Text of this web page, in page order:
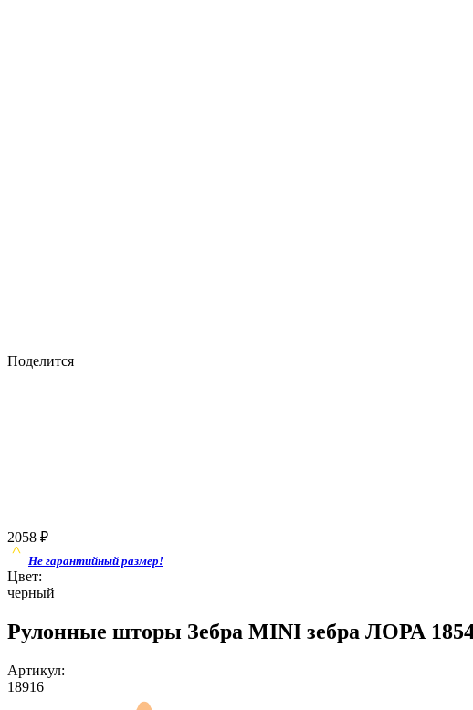
Поделится
2058 ₽
Не гарантийный размер!
Цвет:
черный
Рулонные шторы Зебра MINI зебра ЛОРА
Артикул:
18916